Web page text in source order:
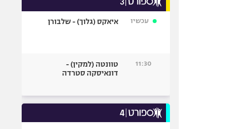
עכשיו איאקס (גלוך) - שלבורן
11:30
טוונטה (למקין) -
דונאיסקה סטרדה